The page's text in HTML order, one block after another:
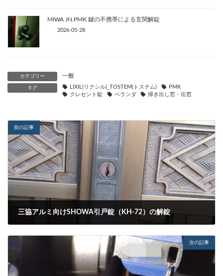
MIWA JN.PMK 鍵の不携帯による玄関解錠
2026-05-28
カテゴリー 一般
タグ LIXIL(リクシル)_TOSTEM(トステム)
PMK
クレセント錠
ベランダ 掃き出し窓・出窓
前の記事
三協アルミ向けSHOWA引戸錠（KH-72）の解錠
次の記事